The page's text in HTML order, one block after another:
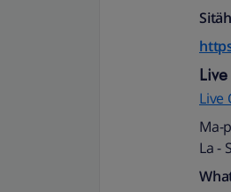
Live
Ma-
La -